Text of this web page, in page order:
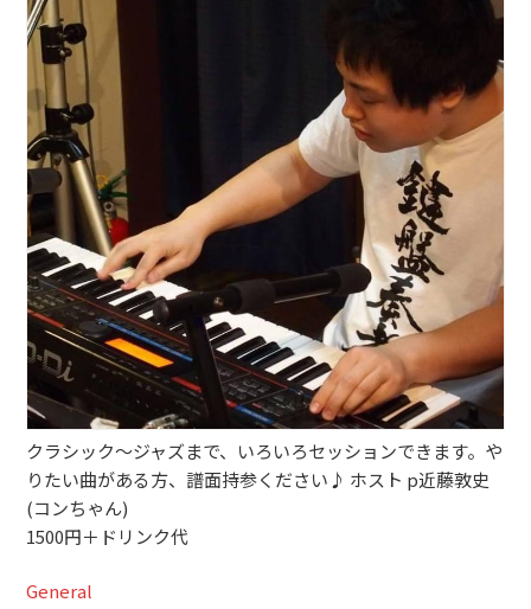
ブッキングライブ出演者募集！！
楽器機材等
初心者POPS
クラシック〜ジャズまで、いろいろセッションできます。や
りたい曲がある方、譜面持参ください♪ ホスト p近藤敦史
(コンちゃん)
1500円＋ドリンク代
General